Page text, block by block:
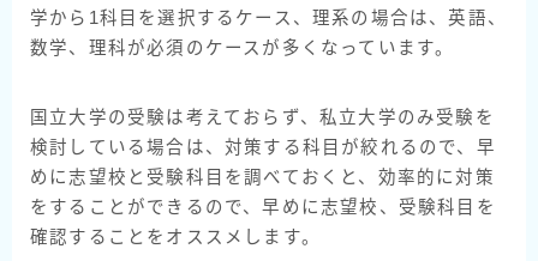
学から1科目を選択するケース、理系の場合は、英語、
数学、理科が必須のケースが多くなっています。
国立大学の受験は考えておらず、私立大学のみ受験を
検討している場合は、対策する科目が絞れるので、早
めに志望校と受験科目を調べておくと、効率的に対策
をすることができるので、早めに志望校、受験科目を
確認することをオススメします。